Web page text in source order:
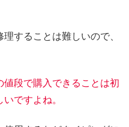
することは難しいので、
値段で購入できることは初
ですよね。